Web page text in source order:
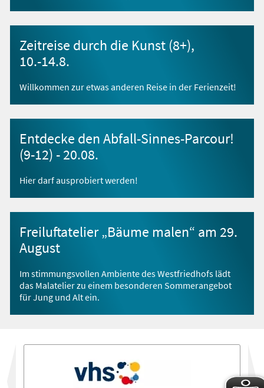
Zeitreise durch die Kunst (8+),
10.-14.8.
Willkommen zur etwas anderen Reise in der Ferienzeit!
Entdecke den Abfall-Sinnes-Parcour!
(9-12) - 20.08.
Hier darf ausprobiert werden!
Freiluftatelier „Bäume malen“ am 29.
August
Im stimmungsvollen Ambiente des Westfriedhofs lädt
das Malatelier zu einem besonderen Sommerangebot
für Jung und Alt ein.